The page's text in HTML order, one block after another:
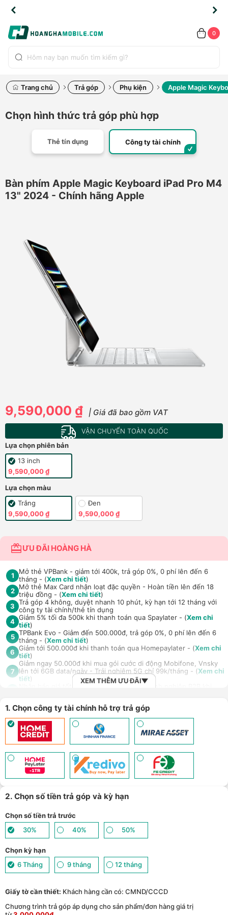
0
Trang chủ Trả góp Phụ kiện Apple Magic
Chọn hình thức trả góp phù hợp
Thẻ tín dụng Công ty tài chính
Bàn phím Apple Magic Keyboard iPad Pro M4
13" 2024 - Chính hãng Apple
9,590,000 ₫ | Giá đã bao gồm VAT
VẬN CHUYỂN TOÀN QUỐC
Lựa chọn phiên bản
13 inch
9,590,000 ₫
Lựa chọn màu
Trắng
9,590,000 ₫
Đen
9,590,000 ₫
ƯU ĐÃI HOÀNG HÀ
1
Mở thẻ VPBank - giảm tới 400k, trả góp 0%, 0 phí lên đến 6
tháng - (Xem chi tiết)
2 Mở thẻ Max Card nhận loạt đặc quyền - Hoàn tiền lên đến 18
triệu đồng - (Xem chi tiết)
3 Trả góp 4 không, duyệt nhanh 10 phút, kỳ hạn tới 12 tháng với
công ty tài chính/thẻ tín dụng
4 Giảm 5% tối đa 500k khi thanh toán qua Spaylater - (Xem chi
tiết)
5 TPBank Evo - Giảm đến 500.000đ, trả góp 0%, 0 phí lên đến 6
tháng - (Xem chi tiết)
6 Giảm tới 500.000đ khi thanh toán qua Homepaylater - (Xem chi
tiết)
7
Giảm ngay 50.000đ khi mua gói cước di động Mobifone, Vnsky
lên tới 6GB data/ngày - Trải nghiệm 5G chỉ 99k/tháng - (Xem chi
tiết)
Nhận báo giá tốt nhất cho khách hàng doanh nghiệp B2B khi
XEM THÊM ƯU ĐÃI
1. Chọn công ty tài chính hỗ trợ trả góp
2. Chọn số tiền trả góp và kỳ hạn
Chọn số tiền trả trước
30%
40% 50%
Chọn kỳ hạn
6 Tháng
9 tháng 12 tháng
Giấy tờ cần thiết: Khách hàng cần có: CMND/CCCD
Chương trình trả góp áp dụng cho sản phẩm/đơn hàng giá trị